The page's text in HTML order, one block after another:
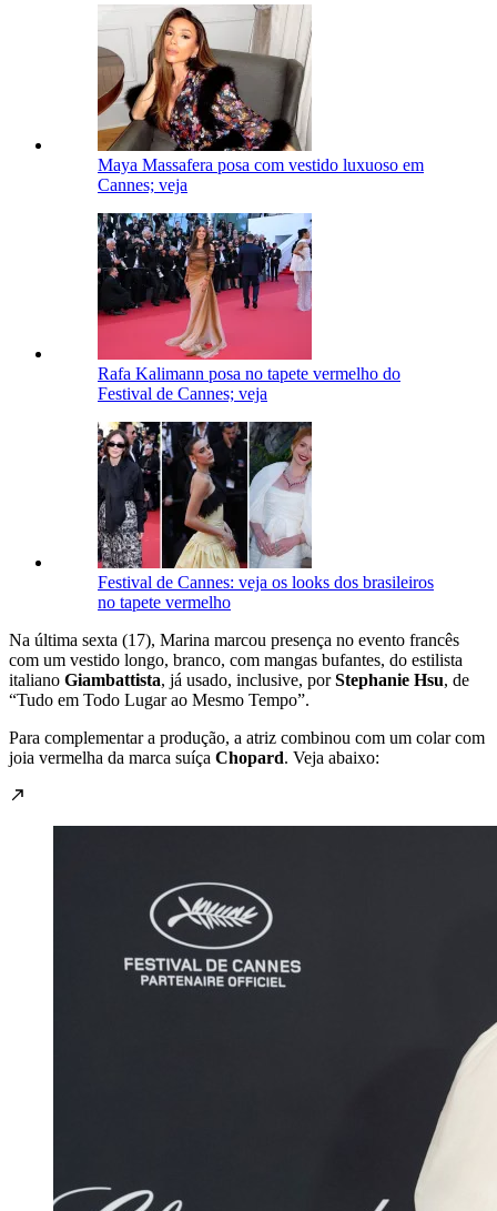
Maya Massafera posa com vestido luxuoso em
Cannes; veja
Rafa Kalimann posa no tapete vermelho do
Festival de Cannes; veja
Festival de Cannes: veja os looks dos brasileiros
no tapete vermelho
Na última sexta (17), Marina marcou presença no evento francês
com um vestido longo, branco, com mangas bufantes, do estilista
italiano Giambattista, já usado, inclusive, porStephanie Hsu, de
“Tudo em Todo Lugar ao Mesmo Tempo”.
Para complementar a produção, a atriz combinou com um colar com
joia vermelha da marca suíça Chopard. Veja abaixo: